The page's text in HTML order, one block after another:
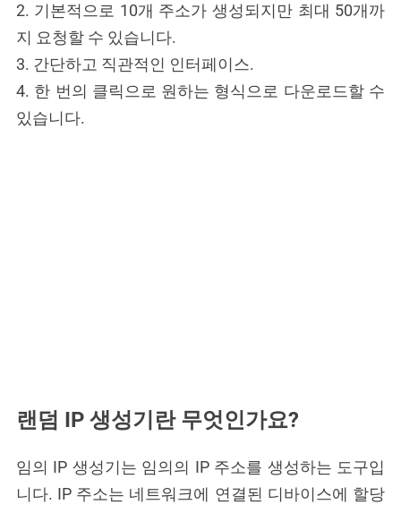
2. 기본적으로 10개 주소가 생성되지만 최대 50개까
지 요청할 수 있습니다.
3. 간단하고 직관적인 인터페이스.
4. 한 번의 클릭으로 원하는 형식으로 다운로드할 수
있습니다.
랜덤 IP 생성기란 무엇인가요?
임의 IP 생성기는 임의의 IP 주소를 생성하는 도구입
니다. IP 주소는 네트워크에 연결된 디바이스에 할당